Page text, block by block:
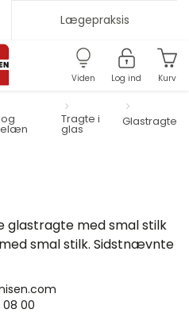
Lægepraksis
Viden Log ind Kurv
Tragte i
glas
Glastragte
med smal stilk
smal stilk. Sidstnævnte
08 00